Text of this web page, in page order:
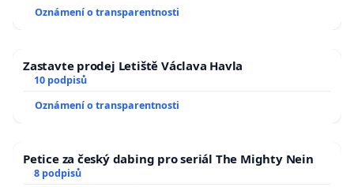
Oznámení o transparentnosti
Zastavte prodej Letiště Václava Havla
10 podpisů
Oznámení o transparentnosti
Petice za český dabing pro seriál The Mighty Nein
8 podpisů